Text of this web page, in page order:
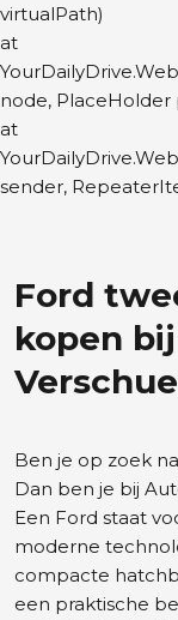
virtualPath)
at
node, PlaceHolder
at
sender,
Ford
kopen bij
Ben je op zoek
Dan ben je bij
Een Ford staat
moderne
compacte
een praktische